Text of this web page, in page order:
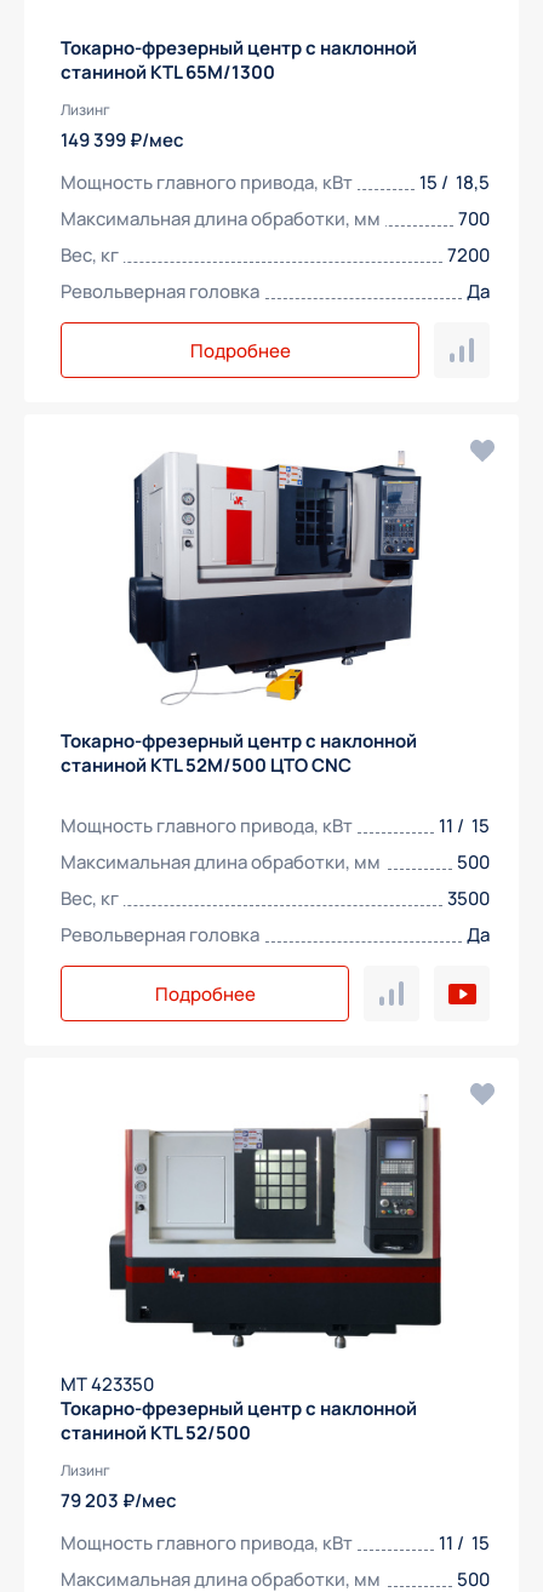
Токарно-фрезерный центр с наклонной
станиной KTL 65M/1300
Лизинг
149 399 ₽/мес
Мощность главного привода, кВт
15 / 18,5
Максимальная длина обработки, мм
700
Вес, кг
7200
Револьверная головка
Да
Подробнее
Токарно-фрезерный центр с наклонной
станиной KTL 52M/500 ЦТО CNC
Мощность главного привода, кВт
11 / 15
Максимальная длина обработки, мм
500
Вес, кг
3500
Револьверная головка
Да
Подробнее
МТ 423350
Токарно-фрезерный центр с наклонной
станиной KTL 52/500
Лизинг
79 203 ₽/мес
Мощность главного привода, кВт
11 / 15
Максимальная длина обработки, мм
500